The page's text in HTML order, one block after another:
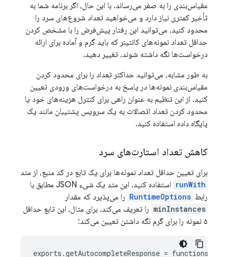
مقیاس‌بندی را به صفر می‌رساند. با این حال، اگر برنامه شما به
تأخیر کمتری نیاز دارد و می‌خواهید تعداد شروع‌های سرد را
محدود کنید، می‌توانید این رفتار پیش‌فرض را با مشخص کردن
حداقل تعداد نمونه‌های کانتینر که باید گرم و آماده برای ارائه
درخواست‌ها نگه داشته شوند، تغییر دهید.
به طور مشابه، می‌توانید حداکثر تعداد را برای محدود کردن
مقیاس‌بندی نمونه‌ها در پاسخ به درخواست‌های ورودی تعیین
کنید. از این تنظیم به عنوان راهی برای کنترل هزینه‌های خود یا
محدود کردن تعداد اتصالات به یک سرویس پشتیبان مانند یک
پایگاه داده استفاده کنید.
کاهش تعداد استارت‌های سرد
برای تعیین حداقل تعداد نمونه‌ها برای یک تابع در کد منبع، از متد
runWith
استفاده کنید. این متد یک شیء JSON مطابق با
رابط RuntimeOptions را می‌پذیرد که مقدار
minInstances را تعریف می‌کند. برای مثال، این تابع حداقل
۵ نمونه را برای گرم نگه داشتن تعیین می‌کند:
exports .getAutocompleteResponse = functions